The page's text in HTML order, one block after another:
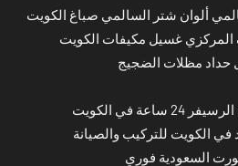
ألوان شتر السالمي صباغ الكويت
المركزي غسيل مكيفات الكويت
حداد مظلات الضجيج
في الكويت
في الكويت للتركيب والصيانة
السعودية فوري